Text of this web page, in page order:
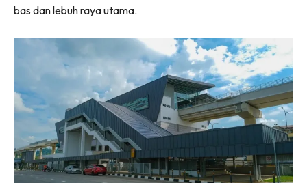
bas dan lebuh raya utama.